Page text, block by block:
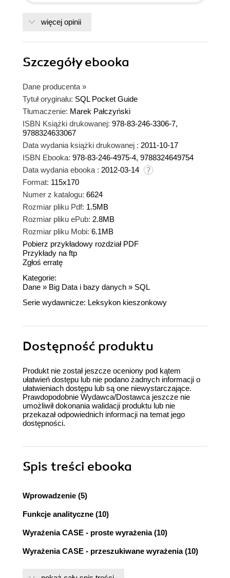
więcej opinii
Szczegółyebooka
Dane producenta »
Tytuł oryginału: SQL Pocket Guide
Tłumaczenie: Marek Pałczyński
ISBN Książki drukowanej: 978-83-246-3306-7,
9788324633067
Data wydania książki drukowanej : 2011-10-17
ISBN Ebooka: 978-83-246-4975-4, 9788324649754
Data wydania ebooka : 2012-03-14
Format: 115x170
Numer z katalogu: 6624
Rozmiar pliku Pdf: 1.5MB
Rozmiar pliku ePub: 2.8MB
Rozmiar pliku Mobi: 6.1MB
Pobierz przykładowy rozdział PDF
Przykłady na ftp
Zgłoś erratę
Kategorie:
Dane » Big Data i bazy danych » SQL
Serie wydawnicze: Leksykon kieszonkowy
Dostępność produktu
Produkt nie został jeszcze oceniony pod kątem
ułatwień dostępu lub nie podano żadnych informacji o
ułatwieniach dostępu lub są one niewystarczające.
Prawdopodobnie Wydawca/Dostawca jeszcze nie
umożliwił dokonania walidacji produktu lub nie
przekazał odpowiednich informacji na temat jego
dostępności.
Spis treści ebooka
Wprowadzenie (5)
Funkcje analityczne (10)
Wyrażenia CASE - proste wyrażenia (10)
Wyrażenia CASE - przeszukiwane wyrażenia (10)